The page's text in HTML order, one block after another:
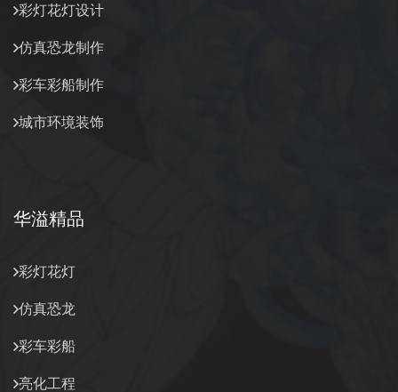
彩灯花灯设计
仿真恐龙制作
彩车彩船制作
城市环境装饰
华溢精品
彩灯花灯
仿真恐龙
彩车彩船
亮化工程